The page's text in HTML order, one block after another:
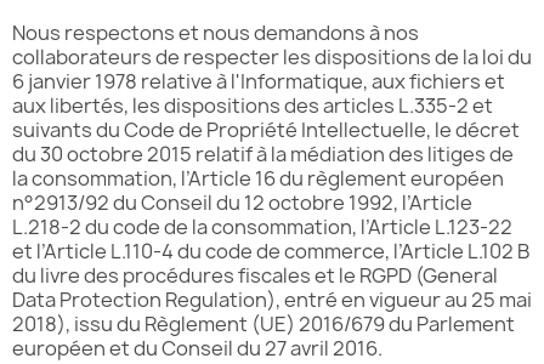
Nous respectons et nous demandons à nos
collaborateurs de respecter les dispositions de la loi du
6 janvier 1978 relative à l'Informatique, aux fichiers et
aux libertés, les dispositions des articles L.335-2 et
suivants du Code de Propriété Intellectuelle, le décret
du 30 octobre 2015 relatif à la médiation des litiges de
la consommation, l’Article 16 du règlement européen
n°2913/92 du Conseil du 12 octobre 1992, l’Article
L.218-2 du code de la consommation, l’Article L.123-22
et l’Article L.110-4 du code de commerce, l’Article L.102 B
du livre des procédures fiscales et le RGPD (General
Data Protection Regulation), entré en vigueur au 25 mai
2018), issu du Règlement (UE) 2016/679 du Parlement
européen et du Conseil du 27 avril 2016.